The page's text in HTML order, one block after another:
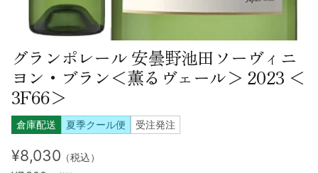
グランポレール 安曇野池田ソーヴィニ
ヨン・ブラン＜薫るヴェール＞ 2023 ＜
3F66＞
倉庫配送 夏季クール便 受注発注
¥8,030 （税込）